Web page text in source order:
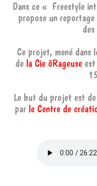
Dans ce « Freestyle
propose un
Ce projet, mené dans
de la Cie ôRageuse
Le but du projet est
par le Centre de